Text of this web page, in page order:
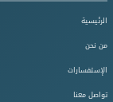
الرئيسية
من نحن
الإستفسارات
تواصل معنا